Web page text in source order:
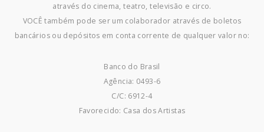
através do cinema, teatro, televisão e circo.
VOCÊ também pode ser um colaborador através de boletos
bancários ou depósitos em conta corrente de qualquer valor no:
Banco do Brasil
Agência: 0493-6
C/C: 6912-4
Favorecido: Casa dos Artistas